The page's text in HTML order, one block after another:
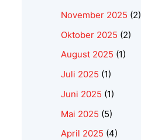
November 2025 (2)
Oktober 2025 (2)
August 2025 (1)
Juli 2025 (1)
Juni 2025 (1)
Mai 2025 (5)
April 2025 (4)